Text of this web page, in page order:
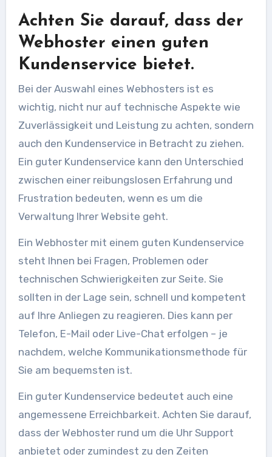
Achten Sie darauf, dass der
Webhoster einen guten
Kundenservice bietet.
Bei der Auswahl eines Webhosters ist es
wichtig, nicht nur auf technische Aspekte wie
Zuverlässigkeit und Leistung zu achten, sondern
auch den Kundenservice in Betracht zu ziehen.
Ein guter Kundenservice kann den Unterschied
zwischen einer reibungslosen Erfahrung und
Frustration bedeuten, wenn es um die
Verwaltung Ihrer Website geht.
Ein Webhoster mit einem guten Kundenservice
steht Ihnen bei Fragen, Problemen oder
technischen Schwierigkeiten zur Seite. Sie
sollten in der Lage sein, schnell und kompetent
auf Ihre Anliegen zu reagieren. Dies kann per
Telefon, E-Mail oder Live-Chat erfolgen – je
nachdem, welche Kommunikationsmethode für
Sie am bequemsten ist.
Ein guter Kundenservice bedeutet auch eine
angemessene Erreichbarkeit. Achten Sie darauf,
dass der Webhoster rund um die Uhr Support
anbietet oder zumindest zu den Zeiten